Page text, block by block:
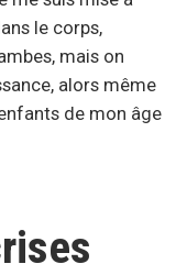
le corps,
mais on
alors même
de mon âge